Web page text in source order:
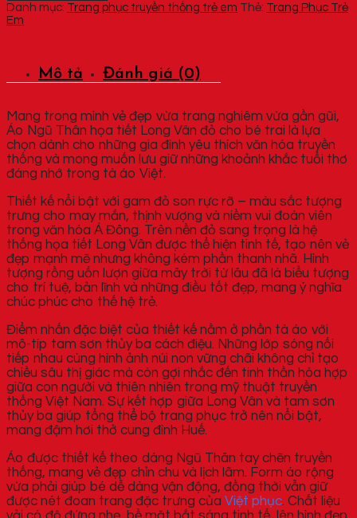
Danh mục: Trang phục truyền thống trẻ em Thẻ: Trang Phục Trẻ
Em
Mô tả Đánh giá (0)
Mang trong mình vẻ đẹp vừa trang nghiêm vừa gần gũi,
Áo Ngũ Thân họa tiết Long Vân đỏ cho bé trai là lựa
chọn dành cho những gia đình yêu thích văn hóa truyền
thống và mong muốn lưu giữ những khoảnh khắc tuổi thơ
đáng nhớ trong tà áo Việt.
Thiết kế nổi bật với gam đỏ son rực rỡ – màu sắc tượng
trưng cho may mắn, thịnh vượng và niềm vui đoàn viên
trong văn hóa Á Đông. Trên nền đỏ sang trọng là hệ
thống họa tiết Long Vân được thể hiện tinh tế, tạo nên vẻ
đẹp mạnh mẽ nhưng không kém phần thanh nhã. Hình
tượng rồng uốn lượn giữa mây trời từ lâu đã là biểu tượng
cho trí tuệ, bản lĩnh và những điều tốt đẹp, mang ý nghĩa
chúc phúc cho thế hệ trẻ.
Điểm nhấn đặc biệt của thiết kế nằm ở phần tà áo với
mô-típ tam sơn thủy ba cách điệu. Những lớp sóng nối
tiếp nhau cùng hình ảnh núi non vững chãi không chỉ tạo
chiều sâu thị giác mà còn gợi nhắc đến tinh thần hòa hợp
giữa con người và thiên nhiên trong mỹ thuật truyền
thống Việt Nam. Sự kết hợp giữa Long Vân và tam sơn
thủy ba giúp tổng thể bộ trang phục trở nên nổi bật,
mang đậm hơi thở cung đình Huế.
Áo được thiết kế theo dáng Ngũ Thân tay chẽn truyền
thống, mang vẻ đẹp chỉn chu và lịch lãm. Form áo rộng
vừa phải giúp bé dễ dàng vận động, đồng thời vẫn giữ
được nét đoan trang đặc trưng của Việt phục. Chất liệu